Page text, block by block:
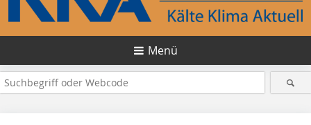
Menü